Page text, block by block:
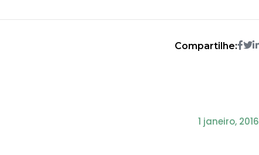
Compartilhe:
1 janeiro, 2016